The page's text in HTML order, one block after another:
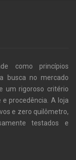
como princípios
busca no mercado
um rigoroso critério
procedência. A loja
e zero quilômetro,
testados e